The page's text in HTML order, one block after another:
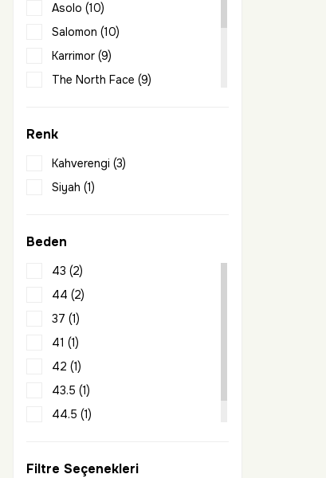
Asolo (10)
Salomon (10)
Karrimor (9)
The North Face (9)
Dc Shoes (4)
Dolomite (2)
Renk
Kahverengi (3)
Siyah (1)
Beden
43 (2)
44 (2)
37 (1)
41 (1)
42 (1)
43.5 (1)
44.5 (1)
Filtre Seçenekleri